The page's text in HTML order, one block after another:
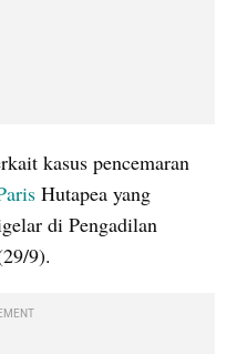
kasus pencemaran
Hutapea yang
di Pengadilan
9).